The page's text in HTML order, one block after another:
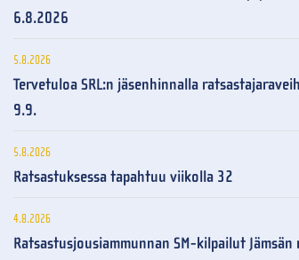
6.8.2026
5.8.2026
Tervetuloa SRL:n jäsenhinnalla
9.9.
5.8.2026
Ratsastuksessa tapahtuu viikolla 32
4.8.2026
Ratsastusjousiammunnan SM-kilpailut